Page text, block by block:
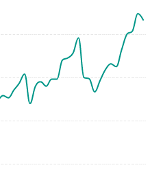
values. Data ranges from